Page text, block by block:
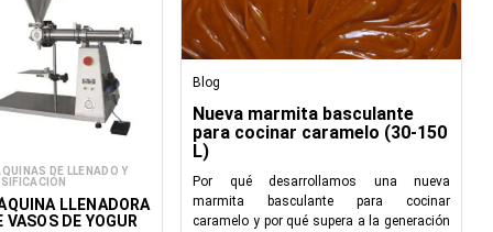
con líquidos, como
o gravimétrico, para
como cremas,
especias, harinas y
volumen específico,
precisión en
DE LLENADO Y
LLENADORA
VASOS DE YOGUR
Blog
Nueva marmita basculante
para cocinar caramelo (30-150
L)
Por qué desarrollamos una nueva
marmita basculante para cocinar
caramelo y por qué supera a la generación